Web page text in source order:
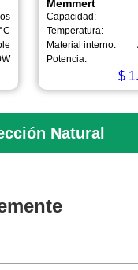
Memmert
Capacidad:
Temperatura:
Material interno:
Potencia:
$
Natural